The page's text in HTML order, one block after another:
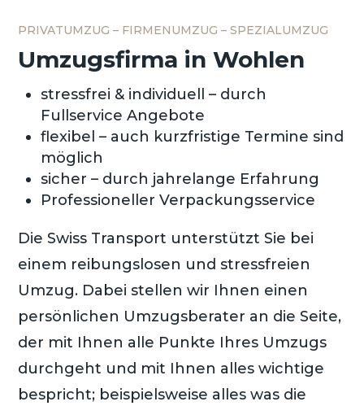
PRIVATUMZUG – FIRMENUMZUG – SPEZIALUMZUG
Umzugsfirma in Wohlen
stressfrei & individuell – durch
Fullservice Angebote
flexibel – auch kurzfristige Termine sind
möglich
sicher – durch jahrelange Erfahrung
Professioneller Verpackungsservice
Die Swiss Transport unterstützt Sie bei
einem reibungslosen und stressfreien
Umzug. Dabei stellen wir Ihnen einen
persönlichen Umzugsberater an die Seite,
der mit Ihnen alle Punkte Ihres Umzugs
durchgeht und mit Ihnen alles wichtige
bespricht; beispielsweise alles was die